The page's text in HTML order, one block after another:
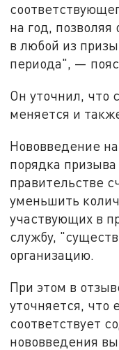
на год,
в любой из
периода", —
Он уточнил, что
меняется и
Нововведение
порядка
правительстве
уменьшить
участвующих в
службу,
организацию.
При этом в
уточняется, что
соответствует
нововведения